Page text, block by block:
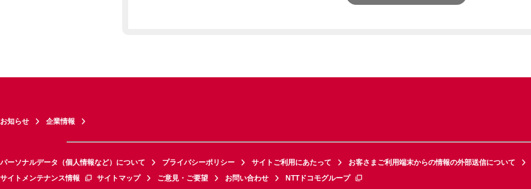
お知らせ 企業情報
パーソナルデータ（個人情報など）について プライバシーポリシー サイトご利用にあたって お客さまご利用端末からの情報の外部送信について
サイトメンテナンス情報
サイトマップ ご意見・ご要望 お問い合わせ NTTドコモグループ